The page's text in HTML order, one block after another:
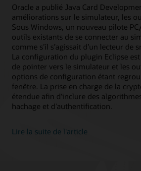
Oracle a publié Java Card
améliorations sur le simulateur, les
Sous Windows, un nouveau pilote
outils existants de se connecter au
comme s’il s’agissait d’un lecteur de
La configuration du plugin Eclipse
de pointer vers le simulateur et les
options de configuration étant
fenêtre. La prise en charge de la
étendue afin d’inclure des
hachage et d’authentification.
Lire la suite de l'article